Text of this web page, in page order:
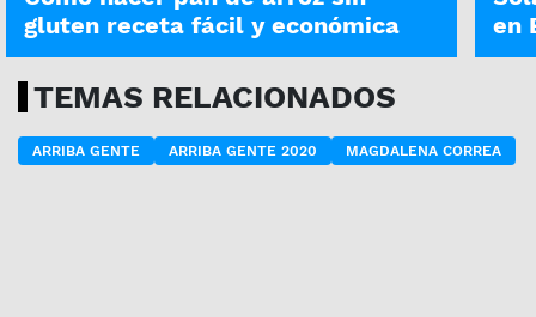
gluten receta fácil y económica
en
TEMAS RELACIONADOS
ARRIBA GENTE ARRIBA GENTE 2020 MAGDALENA CORREA